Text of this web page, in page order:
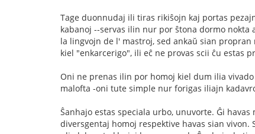
Tage duonnudaj ili tiras rikiŝojn kaj portas
kabanoj --servas ilin nur por ŝtona dormo
la lingvojn de l' mastroj, sed ankaŭ sian
kiel "enkarcerigo", ili eĉ ne provas scii ĉu estas
Oni ne prenas ilin por homoj kiel dum ilia
malofta -oni tute simple nur forigas iliajn
Ŝanhajo estas speciala urbo, unuvorte. Ĝi
diversgentaj homoj respektive havas sian